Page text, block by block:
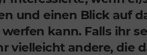
und einen Blick auf
kann. Falls ihr
vielleicht andere, die